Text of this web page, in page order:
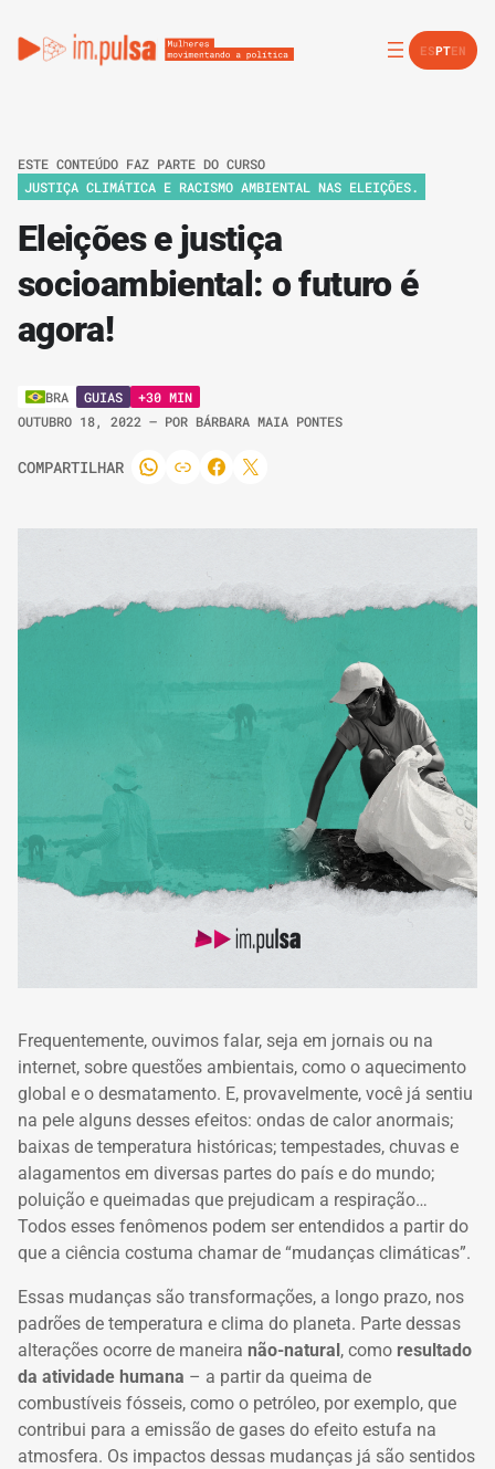
ESPTEN
ESTE CONTEÚDO FAZ PARTE DO CURSO
JUSTIÇA CLIMÁTICA E RACISMO AMBIENTAL NAS ELEIÇÕES.
Eleições e justiça
socioambiental: o futuro é
agora!
BRA GUIAS
+30 MIN
OUTUBRO 18, 2022 – POR BÁRBARA MAIA PONTES
COMPARTILHAR
Frequentemente, ouvimos falar, seja em jornais ou na
internet, sobre questões ambientais, como o aquecimento
global e o desmatamento. E, provavelmente, você já sentiu
na pele alguns desses efeitos: ondas de calor anormais;
baixas de temperatura históricas; tempestades, chuvas e
alagamentos em diversas partes do país e do mundo;
poluição e queimadas que prejudicam a respiração…
Todos esses fenômenos podem ser entendidos a partir do
que a ciência costuma chamar de “mudanças climáticas”.
Essas mudanças são transformações, a longo prazo, nos
padrões de temperatura e clima do planeta. Parte dessas
alterações ocorre de maneira não-natural, como resultado
da atividade humana – a partir da queima de
combustíveis fósseis, como o petróleo, por exemplo, que
contribui para a emissão de gases do efeito estufa na
atmosfera. Os impactos dessas mudanças já são sentidos